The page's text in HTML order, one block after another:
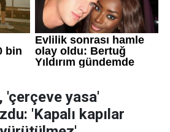
'çerçeve yasa'
'Kapalı kapılar